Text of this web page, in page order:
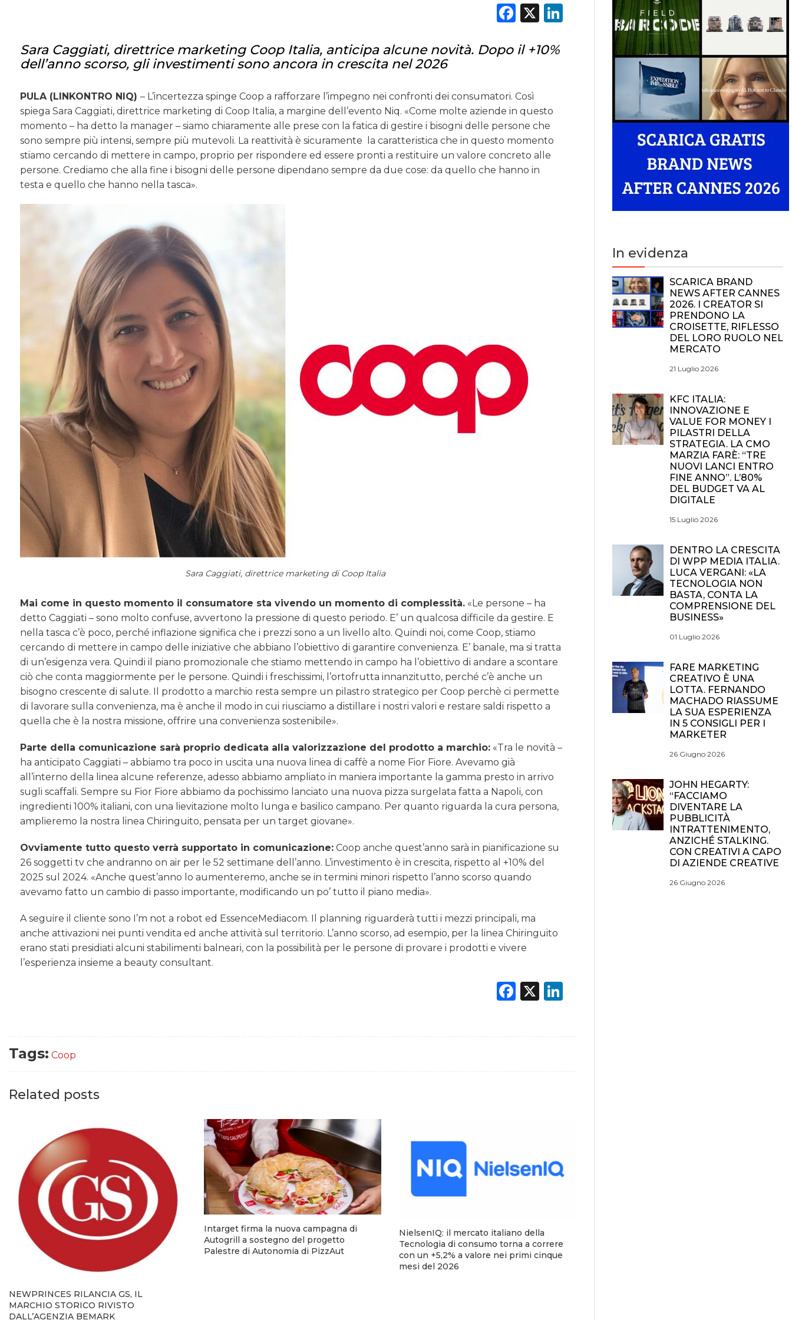
Facebook
X LinkedIn
Sara Caggiati, direttrice marketing Coop Italia, anticipa alcune novità. Dopo il +10%
dell’anno scorso, gli investimenti sono ancora in crescita nel 2026
PULA (LINKONTRO NIQ)– L’incertezza spinge Coop a rafforzare l’impegno nei confronti dei consumatori. Così
spiega Sara Caggiati, direttrice marketing di Coop Italia, a margine dell’evento Niq. «Come molte aziende in questo
momento – ha detto la manager – siamo chiaramente alle prese con la fatica di gestire i bisogni delle persone che
sono sempre più intensi, sempre più mutevoli. La reattività è sicuramente
la caratteristica che in questo momento
stiamo cercando di mettere in campo, proprio per rispondere ed essere pronti a restituire un valore concreto alle
persone. Crediamo che alla fine i bisogni delle persone dipendano sempre da due cose: da quello che hanno in
testa e quello che hanno nella tasca».
Sara Caggiati, direttrice marketing di Coop Italia
Mai come in questo momento il consumatore sta vivendo un momento di complessità. «Le persone – ha
detto Caggiati – sono molto confuse, avvertono la pressione di questo periodo. E’ un qualcosa difficile da gestire. E
nella tasca c’è poco, perché inflazione significa che i prezzi sono a un livello alto. Quindi noi, come Coop, stiamo
cercando di mettere in campo delle iniziative che abbiano l’obiettivo di garantire convenienza. E’ banale, ma si tratta
di un’esigenza vera. Quindi il piano promozionale che stiamo mettendo in campo ha l’obiettivo di andare a scontare
ciò che conta maggiormente per le persone. Quindi i freschissimi, l’ortofrutta innanzitutto, perché c’è anche un
bisogno crescente di salute. Il prodotto a marchio resta sempre un pilastro strategico per Coop perchè ci permette
di lavorare sulla convenienza, ma è anche il modo in cui riusciamo a distillare i nostri valori e restare saldi rispetto a
quella che è la nostra missione, offrire una convenienza sostenibile».
Parte della comunicazione sarà proprio dedicata alla valorizzazione del prodotto a marchio: «Tra le novità –
ha anticipato Caggiati – abbiamo tra poco in uscita una nuova linea di caffè a nome Fior Fiore. Avevamo già
all’interno della linea alcune referenze, adesso abbiamo ampliato in maniera importante la gamma presto in arrivo
sugli scaffali. Sempre su Fior Fiore abbiamo da pochissimo lanciato una nuova pizza surgelata fatta a Napoli, con
ingredienti 100% italiani, con una lievitazione molto lunga e basilico campano. Per quanto riguarda la cura persona,
amplieremo la nostra linea Chiringuito, pensata per un target giovane».
Ovviamente tutto questo verrà supportato in comunicazione: Coop anche quest’anno sarà in pianificazione su
26 soggetti tv che andranno on air per le 52 settimane dell’anno. L’investimento è in crescita, rispetto al +10% del
2025 sul 2024. «Anche quest’anno lo aumenteremo, anche se in termini minori rispetto l’anno scorso quando
avevamo fatto un cambio di passo importante, modificando un po’ tutto il piano media».
A seguire il cliente sono I’m not a robot ed EssenceMediacom. Il planning riguarderà tutti i mezzi principali, ma
anche attivazioni nei punti vendita ed anche attività sul territorio. L’anno scorso, ad esempio, per la linea Chiringuito
erano stati presidiati alcuni stabilimenti balneari, con la possibilità per le persone di provare i prodotti e vivere
l’esperienza insieme a beauty consultant.
Facebook
X LinkedIn
Tags: Coop
Related posts
NEWPRINCES RILANCIA GS, IL
MARCHIO STORICO RIVISTO
DALL’AGENZIA BEMARK
Intarget firma la nuova campagna di
Autogrill a sostegno del progetto
Palestre di Autonomia di PizzAut
NielsenIQ: il mercato italiano della
Tecnologia di consumo torna a correre
con un +5,2% a valore nei primi cinque
mesi del 2026
In evidenza
SCARICA BRAND
NEWS AFTER CANNES
2026. I CREATOR SI
PRENDONO LA
CROISETTE, RIFLESSO
DEL LORO RUOLO NEL
MERCATO
21 Luglio 2026
KFC ITALIA:
INNOVAZIONE E
VALUE FOR MONEY I
PILASTRI DELLA
STRATEGIA. LA CMO
MARZIA FARÈ: “TRE
NUOVI LANCI ENTRO
FINE ANNO”. L’80%
DEL BUDGET VA AL
DIGITALE
15 Luglio 2026
DENTRO LA CRESCITA
DI WPP MEDIA ITALIA.
LUCA VERGANI: «LA
TECNOLOGIA NON
BASTA, CONTA LA
COMPRENSIONE DEL
BUSINESS»
01 Luglio 2026
FARE MARKETING
CREATIVO È UNA
LOTTA. FERNANDO
MACHADO RIASSUME
LA SUA ESPERIENZA
IN 5 CONSIGLI PER I
MARKETER
26 Giugno 2026
JOHN HEGARTY:
“FACCIAMO
DIVENTARE LA
PUBBLICITÀ
INTRATTENIMENTO,
ANZICHÉ STALKING.
CON CREATIVI A CAPO
DI AZIENDE CREATIVE
26 Giugno 2026